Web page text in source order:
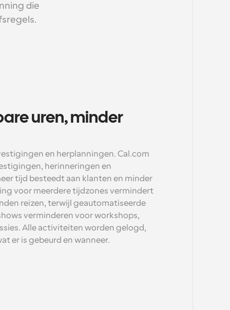
die
uren, minder
en herplanningen. Cal.com
herinneringen en
tijd besteedt aan klanten en minder
voor meerdere tijdzones vermindert
reizen, terwijl geautomatiseerde
verminderen voor workshops,
Alle activiteiten worden gelogd,
er is gebeurd en wanneer.